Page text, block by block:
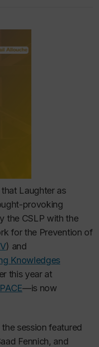
that Laughter as
provoking
the CSLP with the
for the Prevention of
) and
Knowledges
this year at
—is now
session featured
Fennich, and